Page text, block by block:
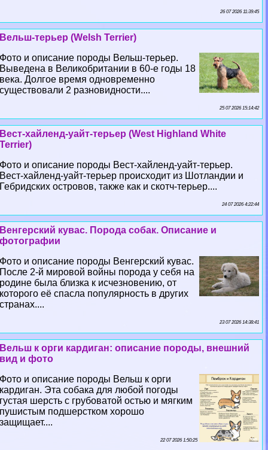
26 07 2026 11:39:45
Вельш-терьер (Welsh Terrier)
Фото и описание породы Вельш-терьер.
Выведена в Великобритании в 60-е годы 18
века. Долгое время одновременно
существовали 2 разновидности....
25 07 2026 15:14:42
Вест-хайленд-уайт-терьер (West Highland White
Terrier)
Фото и описание породы Вест-хайленд-уайт-терьер.
Вест-хайленд-уайт-терьер происходит из Шотландии и
Гебридских островов, также как и скотч-терьер....
24 07 2026 4:22:44
Венгерский кувас. Порода собак. Описание и
фотографии
Фото и описание породы Венгерский кувас.
После 2-й мировой войны порода у себя на
родине была близка к исчезновению, от
которого её спасла популярность в других
странах....
23 07 2026 14:38:41
Вельш к opги кардиган: описание породы, внешний
вид и фото
Фото и описание породы Вельш к opги
кардиган. Эта собака для любой погоды
густая шерсть с грубоватой остью и мягким
пушистым подшерстком хорошо
защищает....
22 07 2026 1:50:25